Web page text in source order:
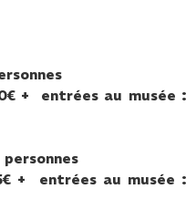
+ entrées au musée :
+ entrées au musée :